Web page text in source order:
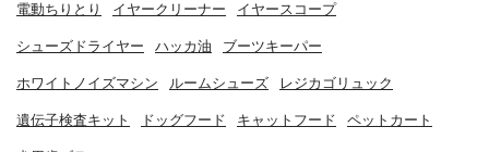
電動ちりとり イヤークリーナー イヤースコープ
シューズドライヤー ハッカ油 ブーツキーパー
ホワイトノイズマシン ルームシューズ レジカゴリュック
遺伝子検査キット ドッグフード キャットフード ペットカート